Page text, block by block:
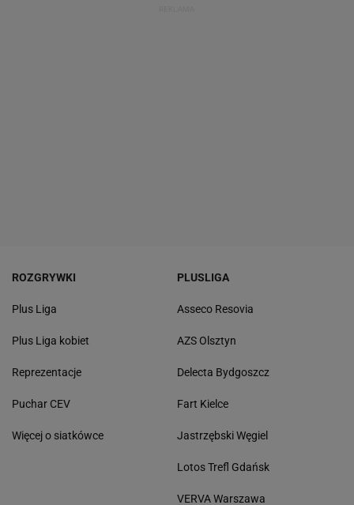
ROZGRYWKI
Plus Liga
Plus Liga kobiet
Reprezentacje
Puchar CEV
Więcej o siatkówce
PLUSLIGA
Asseco Resovia
AZS Olsztyn
Delecta Bydgoszcz
Fart Kielce
Jastrzębski Węgiel
Lotos Trefl Gdańsk
VERVA Warszawa